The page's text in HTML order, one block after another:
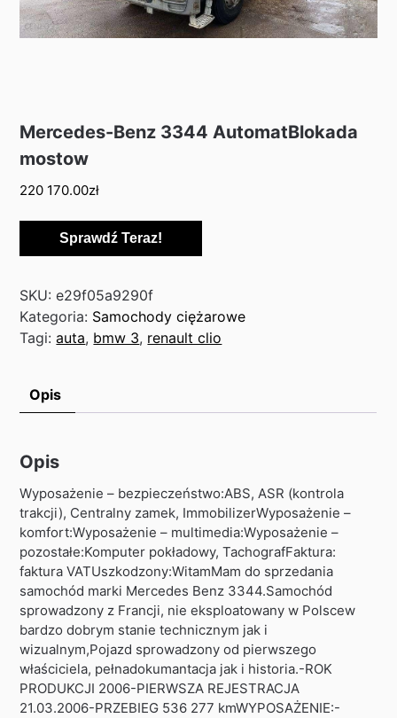
Mercedes-Benz 3344 AutomatBlokada
mostow
220 170.00zł
Sprawdź Teraz!
SKU:e29f05a9290f
Kategoria: Samochody ciężarowe
Tagi:auta, bmw 3, renault clio
Opis
Opis
Wyposażenie – bezpieczeństwo:ABS, ASR (kontrola
trakcji), Centralny zamek, ImmobilizerWyposażenie –
komfort:Wyposażenie – multimedia:Wyposażenie –
pozostałe:Komputer pokładowy, TachografFaktura:
faktura VATUszkodzony:WitamMam do sprzedania
samochód marki Mercedes Benz 3344.Samochód
sprowadzony z Francji, nie eksploatowany w Polscew
bardzo dobrym stanie technicznym jak i
wizualnym,Pojazd sprowadzony od pierwszego
właściciela, pełnadokumantacja jak i historia.-ROK
PRODUKCJI 2006-PIERWSZA REJESTRACJA
21.03.2006-PRZEBIEG 536 277 kmWYPOSAŻENIE:-